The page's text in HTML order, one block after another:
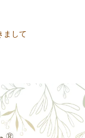
まして